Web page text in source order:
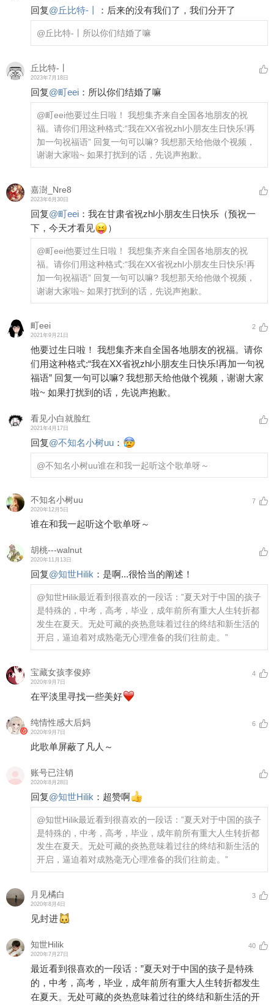
回复@丘比特-丨 ： 后来的没有我们了，我们分开了
@丘比特-丨 所以你们结婚了嘛
丘比特-丨
2023年7月18日
回复@町eei ： 所以你们结婚了嘛
@町eei他要过生日啦！ 我想集齐来自全国各地朋友的祝
福。请你们用这种格式:“我在XX省祝zhl小朋友生日快乐!再
加一句祝福语” 回复一句可以嘛? 我想那天给他做个视频，
谢谢大家啦~ 如果打扰到的话，先说声抱歉。
嘉澍_Nre8
2023年6月30日
回复@町eei ： 我在甘肃省祝zhl小朋友生日快乐（预祝一
下，今天才看见
）
@町eei他要过生日啦！ 我想集齐来自全国各地朋友的祝
福。请你们用这种格式:“我在XX省祝zhl小朋友生日快乐!再
加一句祝福语” 回复一句可以嘛? 我想那天给他做个视频，
谢谢大家啦~ 如果打扰到的话，先说声抱歉。
町eei
2021年9月21日
2
他要过生日啦！ 我想集齐来自全国各地朋友的祝福。请你
们用这种格式:“我在XX省祝zhl小朋友生日快乐!再加一句祝
福语” 回复一句可以嘛? 我想那天给他做个视频，谢谢大家
啦~ 如果打扰到的话，先说声抱歉。
看见小白就脸红
2021年4月17日
回复@不知名小树uu ：
@不知名小树uu谁在和我一起听这个歌单呀～
不知名小树uu
2020年12月5日
7
谁在和我一起听这个歌单呀～
胡桃---walnut
2020年11月13日
回复@知世Hilik ： 是啊...很恰当的阐述！
@知世Hilik最近看到很喜欢的一段话：”夏天对于中国的孩子
是特殊的，中考，高考，毕业，成年前所有重大人生转折都
发生在夏天。无处可藏的炎热意味着过往的终结和新生活的
开启，逼迫着对成熟毫无心理准备的我们往前走。”
宝藏女孩李俊婷
2020年9月7日
4
在平淡里寻找一些美好
纯情性感大后妈
2020年9月7日
6
此歌单屏蔽了凡人～
账号已注销
2020年8月28日
回复@知世Hilik ： 超赞啊
@知世Hilik最近看到很喜欢的一段话：”夏天对于中国的孩子
是特殊的，中考，高考，毕业，成年前所有重大人生转折都
发生在夏天。无处可藏的炎热意味着过往的终结和新生活的
开启，逼迫着对成熟毫无心理准备的我们往前走。”
月见橘白
2020年8月4日
3
见封进
知世Hilik
2020年7月27日
40
最近看到很喜欢的一段话：”夏天对于中国的孩子是特殊
的，中考，高考，毕业，成年前所有重大人生转折都发生
在夏天。无处可藏的炎热意味着过往的终结和新生活的开